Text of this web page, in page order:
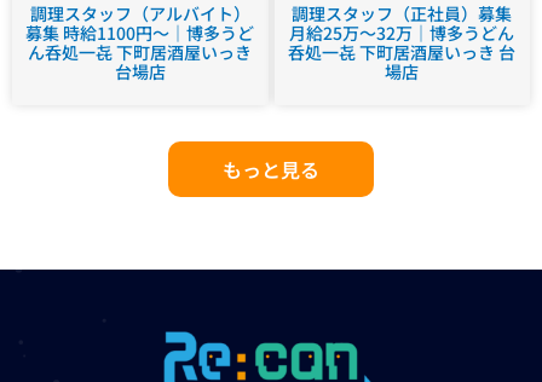
調理スタッフ（アルバイト）
募集 時給1100円～｜博多うど
ん呑処一㐂 下町居酒屋いっき
台場店
調理スタッフ（正社員）募集
月給25万～32万｜博多うどん
呑処一㐂 下町居酒屋いっき 台
場店
もっと見る